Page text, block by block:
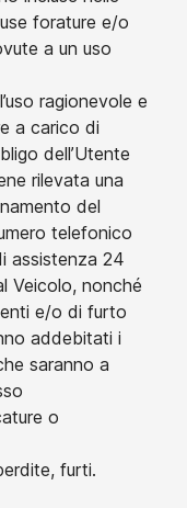
forature e/o
a un uso
ragionevole e
a carico di
dell’Utente
rilevata una
del
telefonico
assistenza 24
Veicolo, nonché
e/o di furto
addebitati i
saranno a
o
furti.